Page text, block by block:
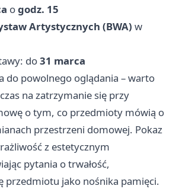
ogodz. 15
Artystycznych (BWA) w
do31 marca
do powolnego oglądania – warto
na zatrzymanie się przy
o tym, co przedmioty mówią o
przestrzeni domowej. Pokaz
z estetycznym
pytania o trwałość,
przedmiotu jako nośnika pamięci.